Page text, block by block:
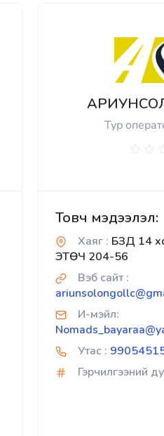
Тур
Товч мэдээлэл:
Хаяг : БЗД 14
ЭТӨЧ 204-56
Вэб сайт :
И-мэйл:
Утас :
Гэрчилгээний